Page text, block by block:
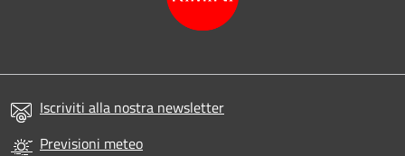
Iscriviti alla nostra newsletter
Previsioni meteo